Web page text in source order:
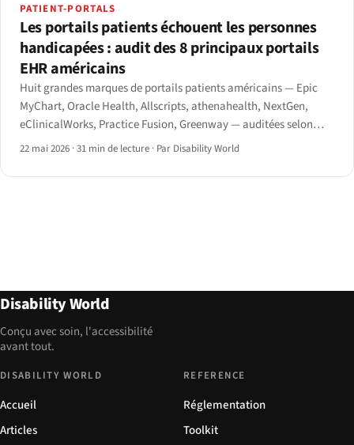
PATIENT-PORTALS
Les portails patients échouent les personnes
handicapées : audit des 8 principaux portails
EHR américains
Huit grandes marques de portails patients américains — Epic
MyChart, Oracle Health, Allscripts, athenahealth, NextGen,
eClinicalWorks, Practice Fusion, Greenway — auditées selon
WCAG 2.1 AA et la règle finale HHS Section 504 de mai 2024.
22 mai 2026 ·31 min de lecture · Par Disability World
Disability World
Conçu avec soin, l'accessibilité
avant tout.
DISABILITY WORLD
Accueil
Articles
REFERENCE
Réglementation
Toolkit